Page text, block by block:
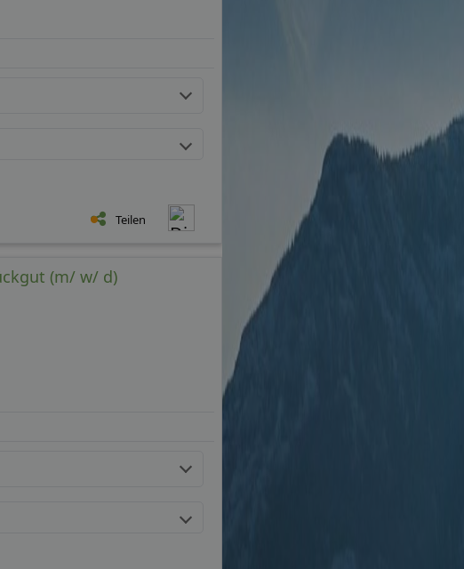
Teilen
(m/ w/ d)